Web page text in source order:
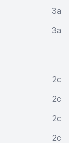
3a
3a
2c
2c
2c
2c